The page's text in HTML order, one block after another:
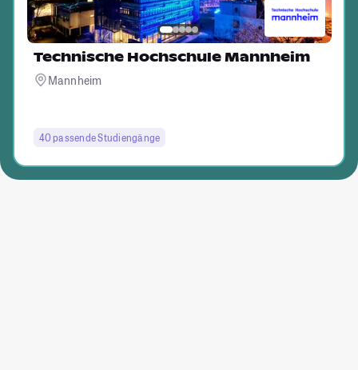
Technische Hochschule Mannheim
Mannheim
40 passende Studiengänge